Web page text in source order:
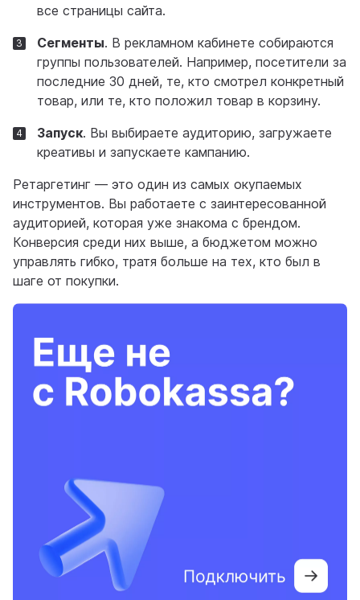
все страницы сайта.
Сегменты. В рекламном кабинете собираются
группы пользователей. Например, посетители за
последние 30 дней, те, кто смотрел конкретный
товар, или те, кто положил товар в корзину.
Запуск. Вы выбираете аудиторию, загружаете
креативы и запускаете кампанию.
Ретаргетинг — это один из самых окупаемых
инструментов. Вы работаете с заинтересованной
аудиторией, которая уже знакома с брендом.
Конверсия среди них выше, а бюджетом можно
управлять гибко, тратя больше на тех, кто был в
шаге от покупки.